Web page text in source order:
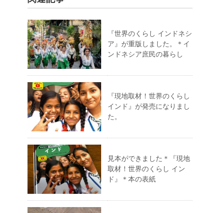
『世界のくらし インドネシ
ア』が重版しました。＊イ
ンドネシア庶民の暮らし
『現地取材！世界のくらし
インド』が発売になりまし
た。
見本ができました＊『現地
取材！世界のくらし イン
ド』＊本の表紙